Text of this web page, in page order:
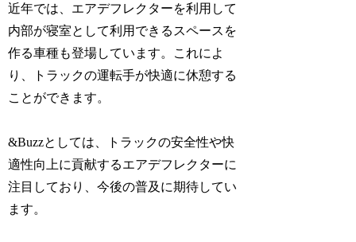
近年では、エアデフレクターを利用して
内部が寝室として利用できるスペースを
作る車種も登場しています。これによ
り、トラックの運転手が快適に休憩する
ことができます。
&Buzzとしては、トラックの安全性や快
適性向上に貢献するエアデフレクターに
注目しており、今後の普及に期待してい
ます。